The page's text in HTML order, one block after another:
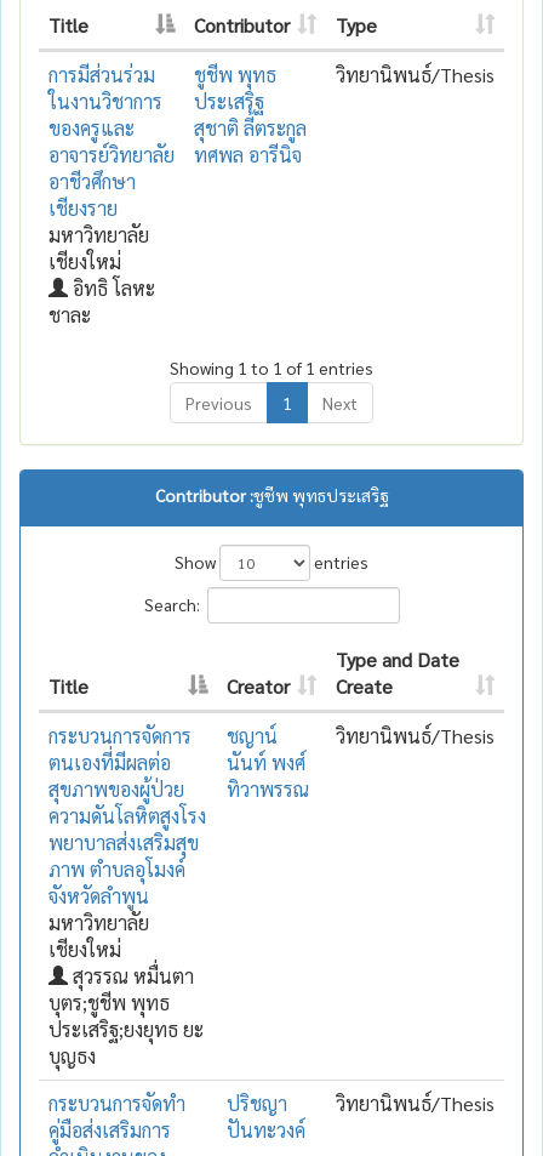
Title Contributor
Type
การมีส่วนร่วม
ในงานวิชาการ
ของครูและ
อาจารย์วิทยาลัย
อาชีวศึกษา
เชียงราย
มหาวิทยาลัย
เชียงใหม่
อิทธิ โลหะ
ชาละ
ชูชีพ พุทธ
ประเสริฐ
สุชาติ ลี้ตระกูล
ทศพล อารีนิจ
วิทยานิพนธ์/Thesis
Showing 1 to 1 of 1 entries
Previous
1 Next
Contributor :ชูชีพ พุทธประเสริฐ
Show
entries
Search:
Title Creator
Type and Date
Create
กระบวนการจัดการ
ตนเองที่มีผลต่อ
สุขภาพของผู้ป่วย
ความดันโลหิตสูงโรง
พยาบาลส่งเสริมสุข
ภาพ ตำบลอุโมงค์
จังหวัดลำพูน
มหาวิทยาลัย
เชียงใหม่
สุวรรณ หมื่นตา
บุตร;ชูชีพ พุทธ
ประเสริฐ;ยงยุทธ ยะ
บุญธง
ชญาน์
นันท์ พงศ์
ทิวาพรรณ
วิทยานิพนธ์/Thesis
กระบวนการจัดทำ
คู่มือส่งเสริมการ
ปริชญา
ปันทะวงค์
วิทยานิพนธ์/Thesis